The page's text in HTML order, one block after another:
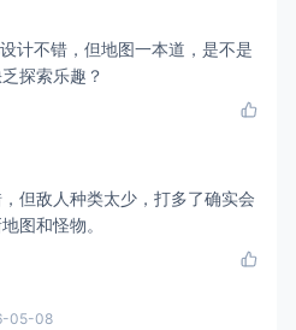
计不错，但地图一本道，是不是
探索乐趣？
但敌人种类太少，打多了确实会
图和怪物。
05-08